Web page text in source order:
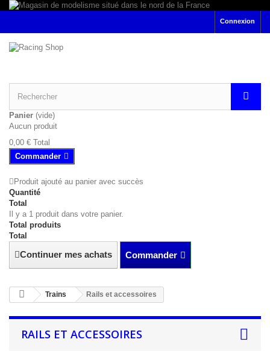
Connexion
Panier (vide)
Aucun produit
0,00 € Total
Commander
Produit ajouté au panier avec succès
Quantité
Total
Il y a 1 produit dans votre panier.
Total produits
Total
Continuer mes achats Commander
Trains Rails et accessoires
RAILS ET ACCESSOIRES